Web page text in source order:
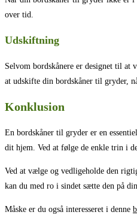
over tid.
Udskiftning
Selvom bordskånere er designet til at
at udskifte din bordskåner til gryder,
Konklusion
En bordskåner til gryder er en
dit hjem. Ved at følge de enkle trin i
Ved at vælge og vedligeholde den
kan du med ro i sindet sætte den på
Måske er du også interesseret i denne